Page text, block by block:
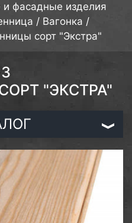
фасадные изделия
/ Вагонка /
сорт "Экстра"
"ЭКСТРА"